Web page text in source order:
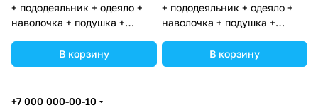
+ пододеяльник + одеяло +
наволочка + подушка +
(№1127-2-1) цвета в
ассортименте.
В корзину
+ пододеяльник + одеяло +
наволочка + подушка +
(№1127-2-1_02) цвета в
ассортименте.
В корзину
+7 000 000-00-10